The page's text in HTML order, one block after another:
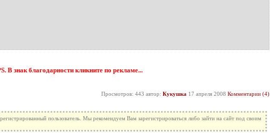
В знак благодарности кликните по рекламе...
Просмотров: 443 автор: Кукушка 17 апреля 2008 Комментарии (4)
пользователь. Мы рекомендуем Вам зарегистрироваться либо зайти на сайт под своим